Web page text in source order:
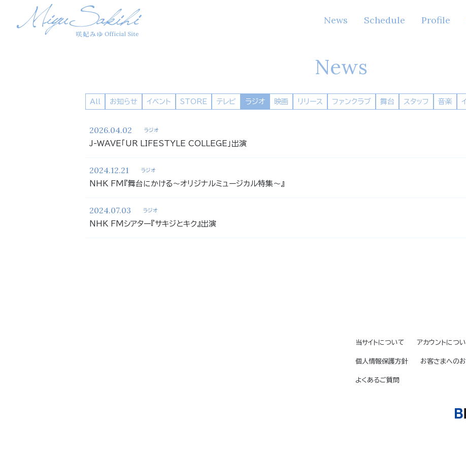
News Schedule Profile
News
All お知らせ イベント STORE テレビ ラジオ 映画 リリース ファンクラブ 舞台 スタッフ 音楽
2026.04.02 ラジオ
J-WAVE「UR LIFESTYLE COLLEGE」出演
2024.12.21 ラジオ
NHK FM『舞台にかける〜オリジナルミュージカル特集〜』
2024.07.03 ラジオ
NHK FMシアター『サキジとキク』出演
当サイトについて アカウントにつ
個人情報保護方針 お客さまへの
よくあるご質問